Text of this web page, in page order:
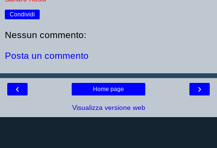
Condividi
Nessun commento:
Posta un commento
‹ ›
Home page
Visualizza versione web